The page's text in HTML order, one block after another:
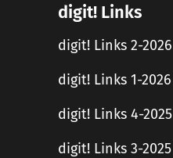
digit! Links
digit! Links 2-2026
digit! Links 1-2026
digit! Links 4-2025
digit! Links 3-2025